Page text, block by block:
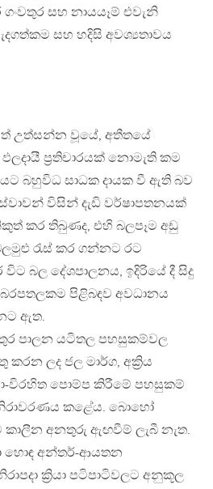
සහ නායයෑම් එවැනි
සහ හදිසි අවශ්‍යතාවය
උත්සන්න වූයේ, අතීතයේ
ප්‍රතිචාරයක් නොමැති කම
බහුවිධ සාධක දායක වී ඇති බව
විසින් දැඩි වර්ෂාපතනයක්
කර තිබුණද, එහි බලපෑම අඩු
‍රැස් කර ගන්නට රට
බල දේශපාලනය, ඉදිරියේ දී සිදු
පිළිබඳව අවධානය
ඇත.
පාලන යටිතල පහසුකම්වල
ලද ජල මාර්ග, අක්‍රිය
විරහිත පොම්ප කිරීමේ පහසුකම්
කළේය. බොහෝ
කාලීන අනතුරු ඇඟවීම් ලැබී නැත.
හොඳ අන්තර්-ආයතන
ක්‍රියා පටිපාටිවලට අනුකූල